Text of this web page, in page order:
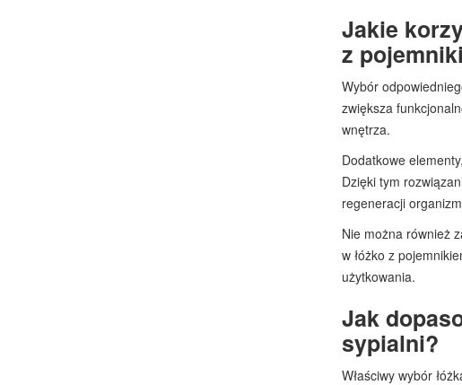
Jakie
z
Wybór
zwiększa
wnętrza.
Dodatkowe
Dzięki tym
regeneracji
Nie można również
w łóżko z
użytkowania.
Jak
sypialni?
Właściwy wybór